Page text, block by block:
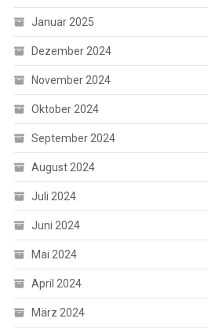
Januar 2025
Dezember 2024
November 2024
Oktober 2024
September 2024
August 2024
Juli 2024
Juni 2024
Mai 2024
April 2024
März 2024